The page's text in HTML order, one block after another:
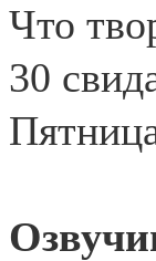
Что
30